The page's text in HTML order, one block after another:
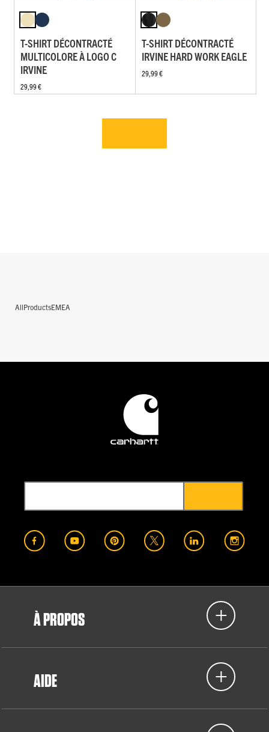
T-SHIRT DÉCONTRACTÉ
MULTICOLORE À LOGO C
IRVINE
29,99 €
T-SHIRT DÉCONTRACTÉ
IRVINE HARD WORK EAGLE
29,99 €
AllProductsEMEA
À PROPOS
AIDE